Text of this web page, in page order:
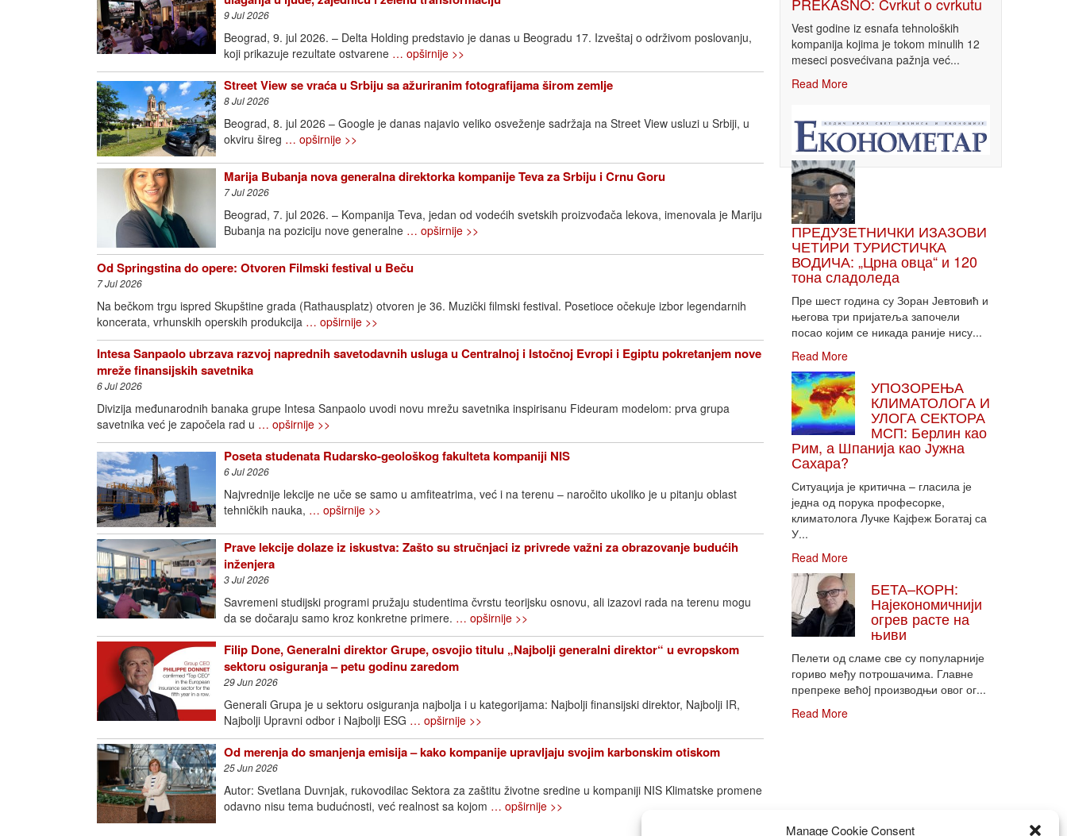
Manage Cookie Consent
9 Jul 2026
Beograd, 9. jul 2026. – Delta Holding predstavio je danas u Beogradu 17. Izveštaj o održivom poslovanju,
koji prikazuje rezultate ostvarene … opširnije >>
Street View se vraća u Srbiju sa ažuriranim fotografijama širom zemlje
8 Jul 2026
Beograd, 8. jul 2026 – Google je danas najavio veliko osveženje sadržaja na Street View usluzi u Srbiji, u
okviru šireg … opširnije >>
Marija Bubanja nova generalna direktorka kompanije Teva za Srbiju i Crnu Goru
7 Jul 2026
Beograd, 7. jul 2026. – Kompanija Teva, jedan od vodećih svetskih proizvođača lekova, imenovala je Mariju
Bubanja na poziciju nove generalne … opširnije >>
Od Springstina do opere: Otvoren Filmski festival u Beču
7 Jul 2026
Na bečkom trgu ispred Skupštine grada (Rathausplatz) otvoren je 36. Muzički filmski festival. Posetioce očekuje izbor legendarnih
koncerata, vrhunskih operskih produkcija … opširnije >>
Intesa Sanpaolo ubrzava razvoj naprednih savetodavnih usluga u Centralnoj i Istočnoj Evropi i Egiptu pokretanjem nove
mreže finansijskih savetnika
6 Jul 2026
Divizija međunarodnih banaka grupe Intesa Sanpaolo uvodi novu mrežu savetnika inspirisanu Fideuram modelom: prva grupa
savetnika već je započela rad u … opširnije >>
Poseta studenata Rudarsko-geološkog fakulteta kompaniji NIS
6 Jul 2026
Najvrednije lekcije ne uče se samo u amfiteatrima, već i na terenu – naročito ukoliko je u pitanju oblast
tehničkih nauka, … opširnije >>
Prave lekcije dolaze iz iskustva: Zašto su stručnjaci iz privrede važni za obrazovanje budućih
inženjera
3 Jul 2026
Savremeni studijski programi pružaju studentima čvrstu teorijsku osnovu, ali izazovi rada na terenu mogu
da se dočaraju samo kroz konkretne primere. … opširnije >>
Filip Done, Generalni direktor Grupe, osvojio titulu „Najbolji generalni direktor“ u evropskom
sektoru osiguranja – petu godinu zaredom
29 Jun 2026
Generali Grupa je u sektoru osiguranja najbolja i u kategorijama: Najbolji finansijski direktor, Najbolji IR,
Najbolji Upravni odbor i Najbolji ESG … opširnije >>
Od merenja do smanjenja emisija – kako kompanije upravljaju svojim karbonskim otiskom
25 Jun 2026
Autor: Svetlana Duvnjak, rukovodilac Sektora za zaštitu životne sredine u kompaniji NIS Klimatske promene
odavno nisu tema budućnosti, već realnost sa kojom … opširnije >>
Vest godine iz esnafa tehnoloških
kompanija kojima je tokom minulih 12
meseci posvećivana pažnja već...
Read More
ПРЕДУЗЕТНИЧКИ ИЗАЗОВИ
ЧЕТИРИ ТУРИСТИЧКА
ВОДИЧА: „Црна овца“ и 120
тона сладоледа
Пре шест година су Зоран Јевтовић и
његова три пријатеља започели
посао којим се никада раније нису...
Read More
УПОЗОРЕЊА
КЛИМАТОЛОГА И
УЛОГА СЕКТОРА
МСП: Берлин као
Рим, а Шпанија као Јужна
Сахара?
Ситуација је критична – гласила је
једна од порука професорке,
климатолога Лучке Кајфеж Богатај са
У...
Read More
БЕТА–КОРН:
Најекономичнији
огрев расте на
њиви
Пелети од сламе све су популарније
гориво међу потрошачима. Главне
препреке већoj производњи овог ог...
Read More